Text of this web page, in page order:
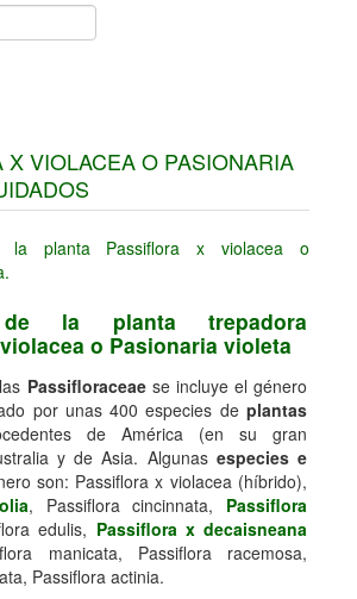
X VIOLACEA O PASIONARIA
de la planta trepadora
o Pasionaria violeta
Passifloraceaese incluye el género
por unas 400 especies de plantas
de América (en su gran
y de Asia. Algunas especies e
son: Passiflora x violacea (híbrido),
, Passiflora cincinnata, Passiflora
edulis, Passiflora x decaisneana
manicata, Passiflora racemosa,
Passiflora actinia.